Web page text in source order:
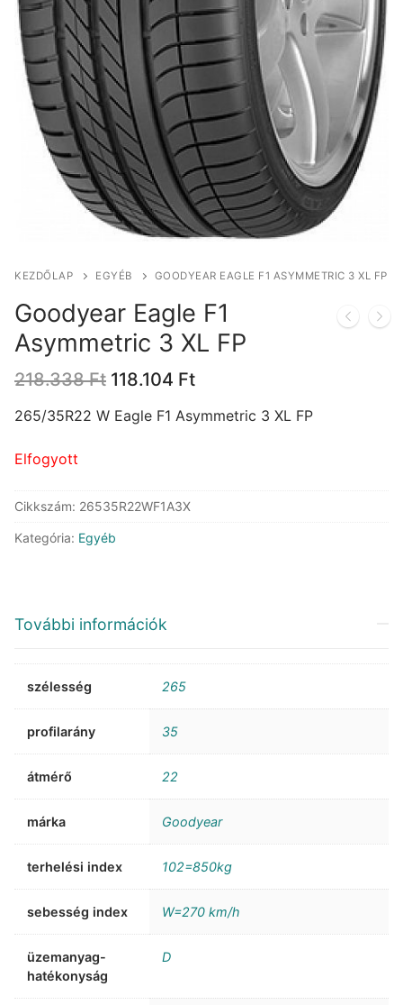
KEZDŐLAP EGYÉB GOODYEAR EAGLE F1 ASYMMETRIC 3 XL FP
Goodyear Eagle F1
Asymmetric 3 XL FP
218.338Ft Original
was:
118.104 FtCurrent
is:
265/35R22 W Eagle F1 Asymmetric 3 XL FP
Elfogyott
Cikkszám: 26535R22WF1A3X
Kategória: Egyéb
További információk
szélesség 265
profilarány 35
átmérő 22
márka Goodyear
terhelési index 102=850kg
sebesség index W=270 km/h
üzemanyag-
hatékonyság
D